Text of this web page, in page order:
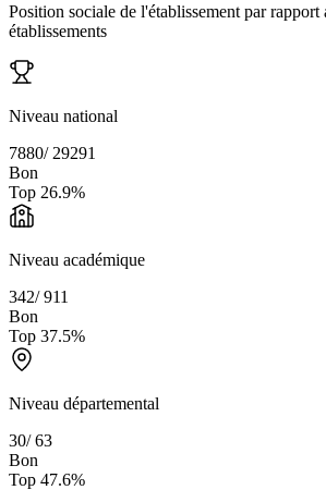
Position sociale de l'établissement par rapport
établissements
Niveau national
7880/ 29291
Bon
Top 26.9%
Niveau académique
342/911
Bon
Top 37.5%
Niveau départemental
30/63
Bon
Top 47.6%